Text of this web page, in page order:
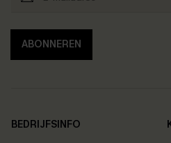
ABONNEREN
BEDRIJFSINFO